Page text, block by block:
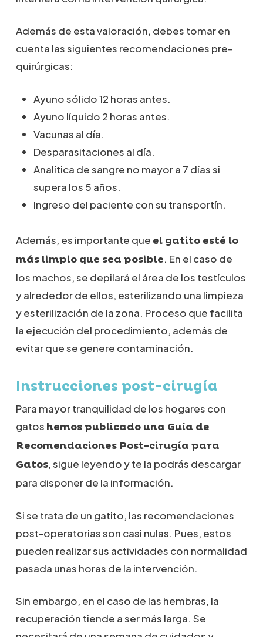
Además de esta valoración, debes tomar en
cuenta las siguientes recomendaciones pre-
quirúrgicas:
Ayuno sólido 12 horas antes.
Ayuno líquido 2 horas antes.
Vacunas al día.
Desparasitaciones al día.
Analítica de sangre no mayor a 7 días si
supera los 5 años.
Ingreso del paciente con su transportín.
Además, es importante que el gatito esté lo
más limpio que sea posible. En el caso de
los machos, se depilará el área de los testículos
y alrededor de ellos, esterilizando una limpieza
y esterilización de la zona. Proceso que facilita
la ejecución del procedimiento, además de
evitar que se genere contaminación.
Instrucciones post-cirugía
Para mayor tranquilidad de los hogares con
gatos hemos publicado una Guía de
Recomendaciones Post-cirugía para
Gatos, sigue leyendo y te la podrás descargar
para disponer de la información.
Si se trata de un gatito, las recomendaciones
post-operatorias son casi nulas. Pues, estos
pueden realizar sus actividades con normalidad
pasada unas horas de la intervención.
Sin embargo, en el caso de las hembras, la
recuperación tiende a ser más larga. Se